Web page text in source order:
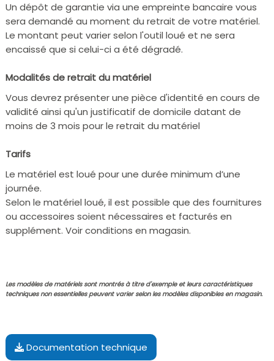
Un dépôt de garantie via une empreinte bancaire vous
sera demandé au moment du retrait de votre matériel.
Le montant peut varier selon l'outil loué et ne sera
encaissé que si celui-ci a été dégradé.
Modalités de retrait du matériel
Vous devrez présenter une pièce d'identité en cours de
validité ainsi qu'un justificatif de domicile datant de
moins de 3 mois pour le retrait du matériel
Tarifs
Le matériel est loué pour une durée minimum d’une
journée.
Selon le matériel loué, il est possible que des fournitures
ou accessoires soient nécessaires et facturés en
supplément. Voir conditions en magasin.
Les modèles de matériels sont montrés à titre d'exemple et leurs caractéristiques
techniques non essentielles peuvent varier selon les modèles disponibles en magasin.
Documentation technique